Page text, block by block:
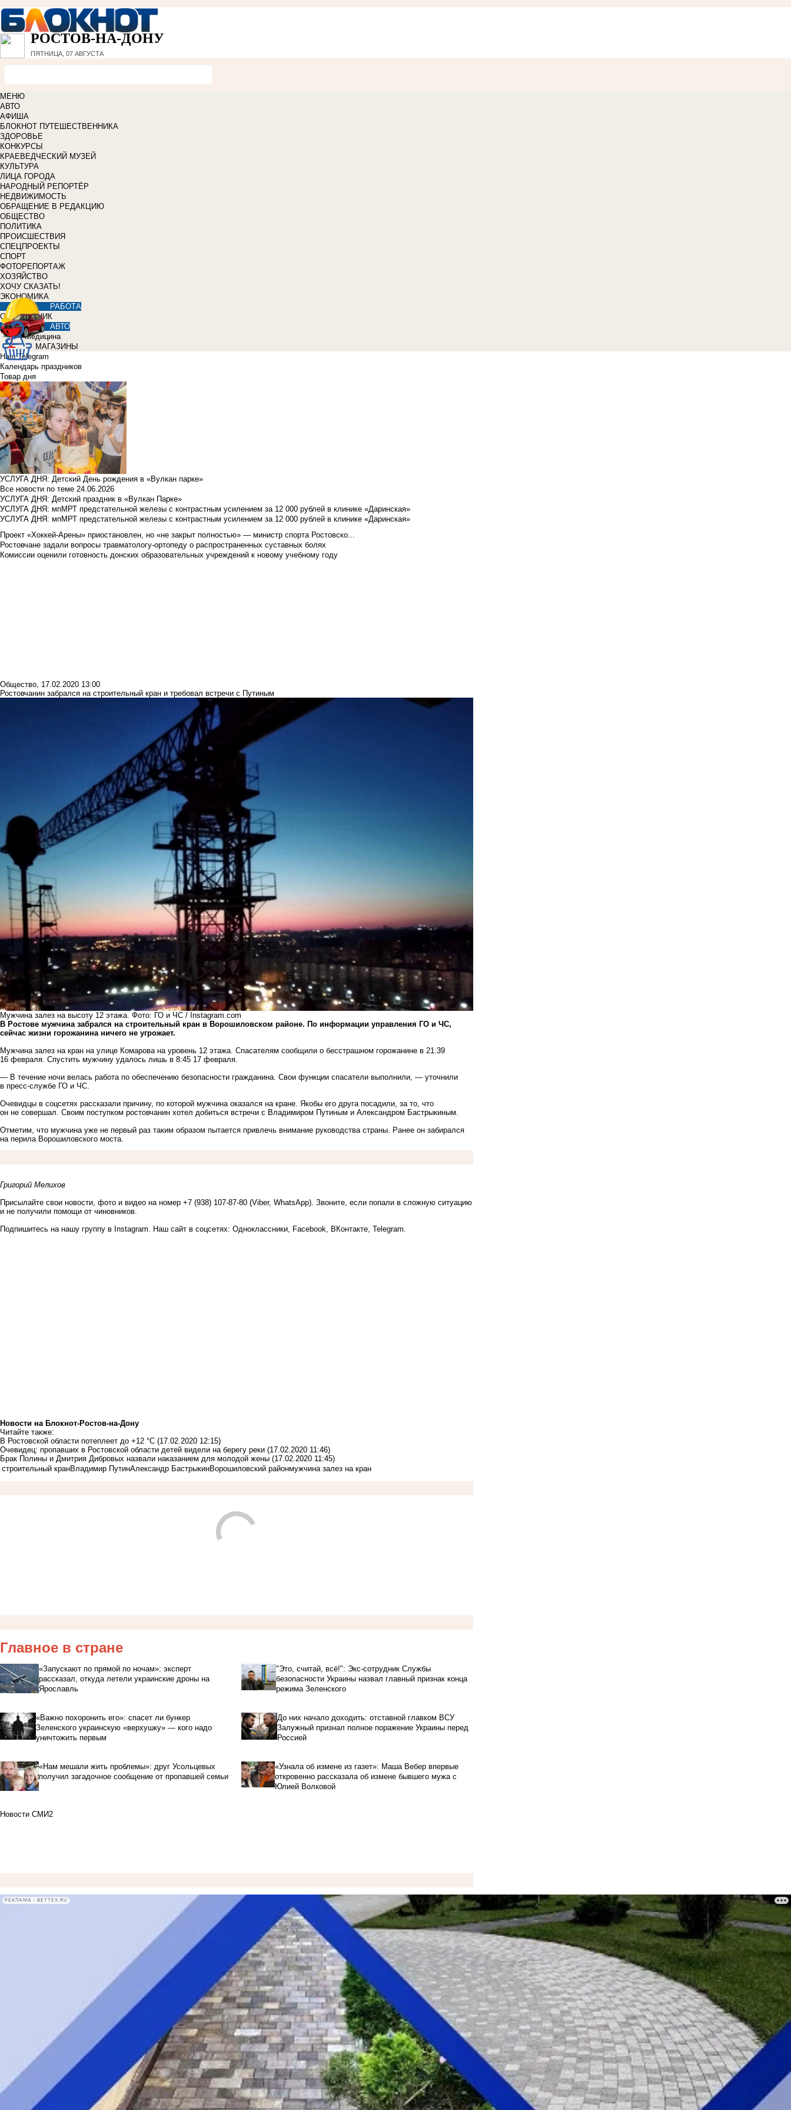
РОСТОВ-НА-ДОНУ
ПЯТНИЦА, 07 АВГУСТА
МЕНЮ
АВТО
АФИША
БЛОКНОТ ПУТЕШЕСТВЕННИКА
ЗДОРОВЬЕ
КОНКУРСЫ
КРАЕВЕДЧЕСКИЙ МУЗЕЙ
КУЛЬТУРА
ЛИЦА ГОРОДА
НАРОДНЫЙ РЕПОРТЁР
НЕДВИЖИМОСТЬ
ОБРАЩЕНИЕ В РЕДАКЦИЮ
ОБЩЕСТВО
ПОЛИТИКА
ПРОИСШЕСТВИЯ
СПЕЦПРОЕКТЫ
СПОРТ
ФОТОРЕПОРТАЖ
ХОЗЯЙСТВО
ХОЧУ СКАЗАТЬ!
ЭКОНОМИКА
РАБОТА
СПРАВОЧНИК
АВТО
Медицина
МАГАЗИНЫ
Наш Telegram
Календарь праздников
Товар дня
УСЛУГА ДНЯ: Детский День рождения в «Вулкан парке»
Все новости по теме 24.06.2026
УСЛУГА ДНЯ: Детский праздник в «Вулкан Парке»
УСЛУГА ДНЯ: мпМРТ предстательной железы с контрастным усилением за 12 000 рублей в клинике «Даринская»
УСЛУГА ДНЯ: мпМРТ предстательной железы с контрастным усилением за 12 000 рублей в клинике «Даринская»
Проект «Хоккей-Арены» приостановлен, но «не закрыт полностью» — министр спорта Ростовско...
Ростовчане задали вопросы травматологу-ортопеду о распространенных суставных болях
Комиссии оценили готовность донских образовательных учреждений к новому учебному году
Общество, 17.02.2020 13:00
Ростовчанин забрался на строительный кран и требовал встречи с Путиным
Мужчина залез на высоту 12 этажа. Фото: ГО и ЧС / Instagram.com
В Ростове мужчина забрался на строительный кран в Ворошиловском районе. По информации управления ГО и ЧС,
сейчас жизни горожанина ничего не угрожает.
Мужчина залез на кран на улице Комарова на уровень 12 этажа. Спасателям сообщили о бесстрашном горожанине в 21:39
16 февраля. Спустить мужчину удалось лишь в 8:45 17 февраля.
— В течение ночи велась работа по обеспечению безопасности гражданина. Свои функции спасатели выполнили, — уточнили
в пресс-службе ГО и ЧС.
Очевидцы в соцсетях рассказали причину, по которой мужчина оказался на кране. Якобы его друга посадили, за то, что
он не совершал. Своим поступком ростовчанин хотел добиться встречи с Владимиром Путиным и Александром Бастрыкиным.
Отметим, что мужчина уже не первый раз таким образом пытается привлечь внимание руководства страны. Ранее он забирался
на перила Ворошиловского моста.
Григорий Мелихов
Присылайте свои новости, фото и видео на номер +7 (938) 107-87-80 (Viber, WhatsApp). Звоните, если попали в сложную ситуацию
и не получили помощи от чиновников.
Подпишитесь на нашу группу в Instagram . Наш сайт в соцсетях: Одноклассники Facebook ВКонтакте Telegram
Новости на Блoкнoт-Ростов-на-Дону
Читайте также:
В Ростовской области потеплеет до +12 °С (17.02.2020 12:15)
Очевидец: пропавших в Ростовской области детей видели на берегу реки (17.02.2020 11:46)
Брак Полины и Дмитрия Дибровых назвали наказанием для молодой жены (17.02.2020 11:45)
строительный кранВладимир ПутинАлександр БастрыкинВорошиловский районмужчина залез на кран
Главное в стране
«Запускают по прямой по ночам»: эксперт
рассказал, откуда летели украинские дроны на
Ярославль
"Это, считай, всё!": Экс-сотрудник Службы
безопасности Украины назвал главный признак конца
режима Зеленского
«Важно похоронить его»: спасет ли бункер
Зеленского украинскую «верхушку» — кого надо
уничтожить первым
До них начало доходить: отставной главком ВСУ
Залужный признал полное поражение Украины перед
Россией
«Нам мешали жить проблемы»: друг Усольцевых
получил загадочное сообщение от пропавшей семьи
«Узнала об измене из газет»: Маша Вебер впервые
откровенно рассказала об измене бывшего мужа с
Юлией Волковой
Новости СМИ2
РЕКЛАМА • BETTEX.RU